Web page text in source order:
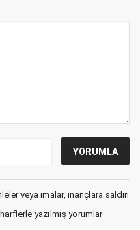
veya imalar, inançlara saldırı
yazılmış yorumlar